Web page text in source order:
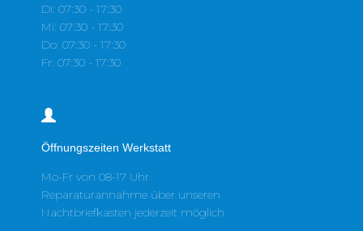
Di: 07:30 - 17:30
Mi: 07:30 - 17:30
Do: 07:30 - 17:30
Fr: 07:30 - 17:30
Öffnungszeiten Werkstatt
Mo-Fr von 08-17 Uhr
Reparaturannahme über unseren
Nachtbriefkasten jederzeit möglich